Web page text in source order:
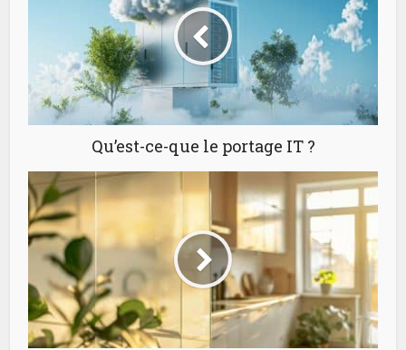
Qu’est-ce-que le portage IT ?